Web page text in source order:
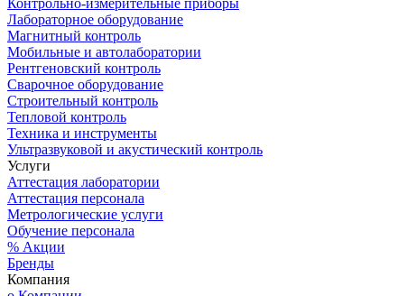
Контрольно-измерительные приборы
Лабораторное оборудование
Магнитный контроль
Мобильные и автолаборатории
Рентгеновский контроль
Сварочное оборудование
Строительный контроль
Тепловой контроль
Техника и инструменты
Ультразвуковой и акустический контроль
Услуги
Аттестация лаборатории
Аттестация персонала
Метрологические услуги
Обучение персонала
% Акции
Бренды
Компания